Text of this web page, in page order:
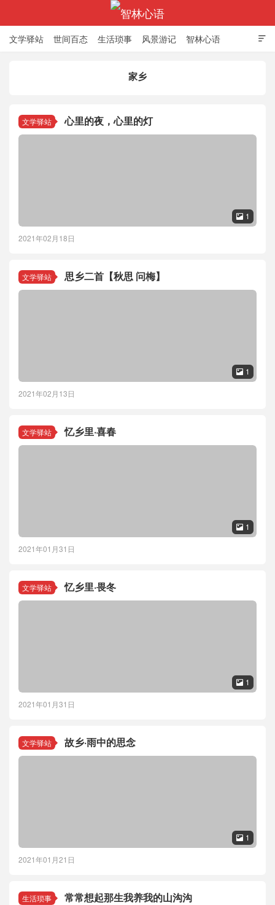

文学驿站 世间百态 生活琐事 风景游记 智林心语
家乡
文学驿站 心里的夜，心里的灯
 1
2021年02月18日
文学驿站 思乡二首【秋思 问梅】
 1
2021年02月13日
文学驿站 忆乡里·喜春
 1
2021年01月31日
文学驿站 忆乡里·畏冬
 1
2021年01月31日
文学驿站 故乡·雨中的思念
 1
2021年01月21日
生活琐事 常常想起那生我养我的山沟沟